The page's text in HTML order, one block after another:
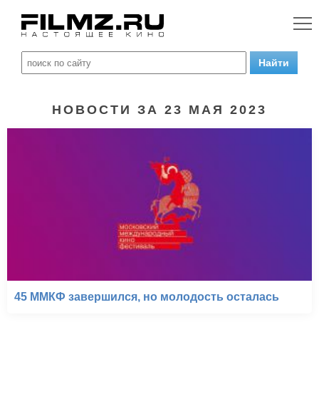
НОВОСТИ ЗА 23 МАЯ 2023
45 ММКФ завершился, но молодость осталась